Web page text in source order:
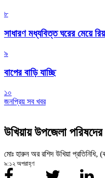
৮
সাধারণ মধ্যবিত্ত ঘরের মেয়ে
৯
বাপের বাড়ি যাচ্ছি
১০
জনপ্রিয় সব খবর
উখিয়ায় উপজেলা
‎মোঃ হারুন অর রশিদ উখিয়া প্রতিনিধি,
৯:১২ অপরাহ্ণ